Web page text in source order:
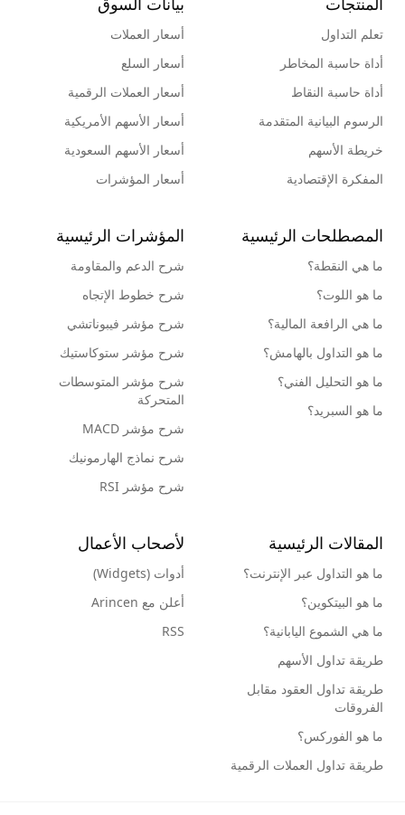
تعلم التداول
أداة حاسبة المخاطر
أداة حاسبة النقاط
الرسوم البيانية المتقدمة
خريطة الأسهم
المفكرة الإقتصادية
أسعار العملات
أسعار السلع
أسعار العملات الرقمية
أسعار الأسهم الأمريكية
أسعار الأسهم السعودية
أسعار المؤشرات
المصطلحات الرئيسية
ما هي النقطة؟
ما هو اللوت؟
ما هي الرافعة المالية؟
ما هو التداول بالهامش؟
ما هو التحليل الفني؟
ما هو السبريد؟
المؤشرات الرئيسية
شرح الدعم والمقاومة
شرح خطوط الإتجاه
شرح مؤشر فيبوناتشي
شرح مؤشر ستوكاستيك
شرح مؤشر المتوسطات
المتحركة
شرح مؤشر MACD
شرح نماذج الهارمونيك
شرح مؤشر RSI
المقالات الرئيسية
ما هو التداول عبر الإنترنت؟
ما هو البيتكوين؟
ما هي الشموع اليابانية؟
طريقة تداول الأسهم
طريقة تداول العقود مقابل
الفروقات
ما هو الفوركس؟
طريقة تداول العملات الرقمية
لأصحاب الأعمال
أدوات (Widgets)
أعلن مع Arincen
RSS